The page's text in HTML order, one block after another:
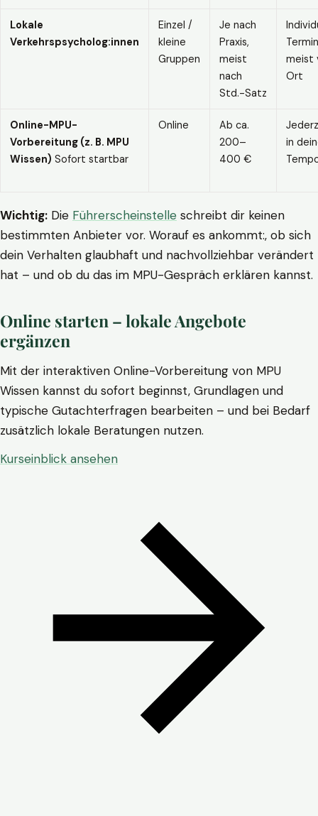
Lokale
Verkehrspsycholog:innen
Einzel /
kleine
Gruppen
Je nach
Praxis,
meist
nach
Std.-Satz
meist
Ort
Online-MPU-
Vorbereitung (z. B. MPU
Wissen) Sofort startbar
Online
Ab ca.
200–
400 €
in
Wichtig: Die Führerscheinstelle schreibt dir keinen
bestimmten Anbieter vor. Worauf es ankommt:, ob sich
dein Verhalten glaubhaft und nachvollziehbar verändert
hat – und ob du das im MPU-Gespräch erklären kannst.
Online starten – lokale Angebote
ergänzen
Mit der interaktiven Online-Vorbereitung von MPU
Wissen kannst du sofort beginnst, Grundlagen und
typische Gutachterfragen bearbeiten – und bei Bedarf
zusätzlich lokale Beratungen nutzen.
Kurseinblick ansehen